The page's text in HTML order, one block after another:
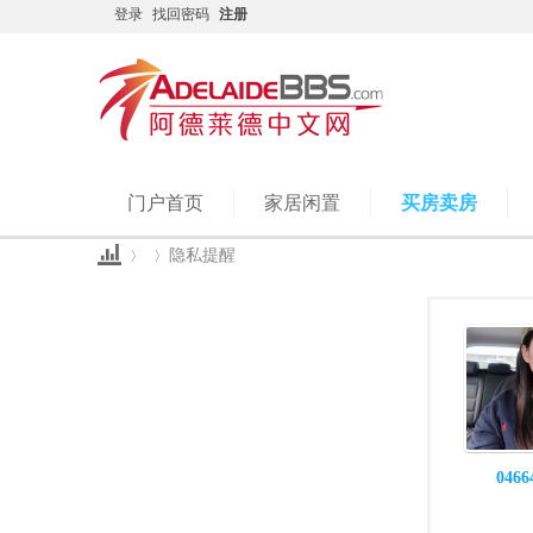
登录 找回密码 注册
门户首页 家居闲置 买房卖房
隐私提醒